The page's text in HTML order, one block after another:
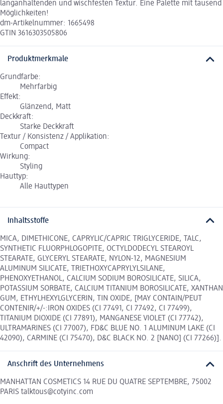
langanhaltenden und wischfesten Textur. Eine Palette mit tausend
Möglichkeiten!
dm-Artikelnummer: 1665498
GTIN 3616303505806
Produktmerkmale
Grundfarbe:
Mehrfarbig
Effekt:
Glänzend, Matt
Deckkraft:
Starke Deckkraft
Textur / Konsistenz / Applikation:
Compact
Wirkung:
Styling
Hauttyp:
Alle Hauttypen
Inhaltsstoffe
MICA, DIMETHICONE, CAPRYLIC/CAPRIC TRIGLYCERIDE, TALC,
SYNTHETIC FLUORPHLOGOPITE, OCTYLDODECYL STEAROYL
STEARATE, GLYCERYL STEARATE, NYLON-12, MAGNESIUM
ALUMINUM SILICATE, TRIETHOXYCAPRYLYLSILANE,
PHENOXYETHANOL, CALCIUM SODIUM BOROSILICATE, SILICA,
POTASSIUM SORBATE, CALCIUM TITANIUM BOROSILICATE, XANTHAN
GUM, ETHYLHEXYLGLYCERIN, TIN OXIDE, [MAY CONTAIN/PEUT
CONTENIR/+/-:IRON OXIDES (CI 77491, CI 77492, CI 77499),
TITANIUM DIOXIDE (CI 77891), MANGANESE VIOLET (CI 77742),
ULTRAMARINES (CI 77007), FD&C BLUE NO. 1 ALUMINUM LAKE (CI
42090), CARMINE (CI 75470), D&C BLACK NO. 2 [NANO] (CI 77266)].
Anschrift des Unternehmens
MANHATTAN COSMETICS 14 RUE DU QUATRE SEPTEMBRE, 75002
PARIS talktous@cotyinc.com